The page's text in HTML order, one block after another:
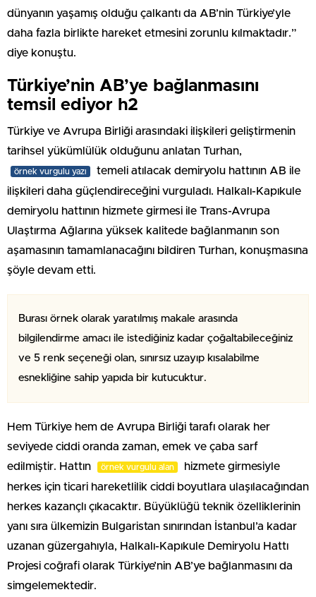
dünyanın yaşamış olduğu çalkantı da AB’nin Türkiye’yle
daha fazla birlikte hareket etmesini zorunlu kılmaktadır.”
diye konuştu.
Türkiye’nin AB’ye bağlanmasını
temsil ediyor h2
Türkiye ve Avrupa Birliği arasındaki ilişkileri geliştirmenin
tarihsel yükümlülük olduğunu anlatan Turhan,
örnek vurgulu yazı
temeli atılacak demiryolu hattının AB ile
ilişkileri daha güçlendireceğini vurguladı. Halkalı-Kapıkule
demiryolu hattının hizmete girmesi ile Trans-Avrupa
Ulaştırma Ağlarına yüksek kalitede bağlanmanın son
aşamasının tamamlanacağını bildiren Turhan, konuşmasına
şöyle devam etti.
Burası örnek olarak yaratılmış makale arasında
bilgilendirme amacı ile istediğiniz kadar çoğaltabileceğiniz
ve 5 renk seçeneği olan, sınırsız uzayıp kısalabilme
esnekliğine sahip yapıda bir kutucuktur.
Hem Türkiye hem de Avrupa Birliği tarafı olarak her
seviyede ciddi oranda zaman, emek ve çaba sarf
edilmiştir. Hattın
örnek vurgulu alan
hizmete girmesiyle
herkes için ticari hareketlilik ciddi boyutlara ulaşılacağından
herkes kazançlı çıkacaktır. Büyüklüğü teknik özelliklerinin
yanı sıra ülkemizin Bulgaristan sınırından İstanbul’a kadar
uzanan güzergahıyla, Halkalı-Kapıkule Demiryolu Hattı
Projesi coğrafi olarak Türkiye’nin AB’ye bağlanmasını da
simgelemektedir.